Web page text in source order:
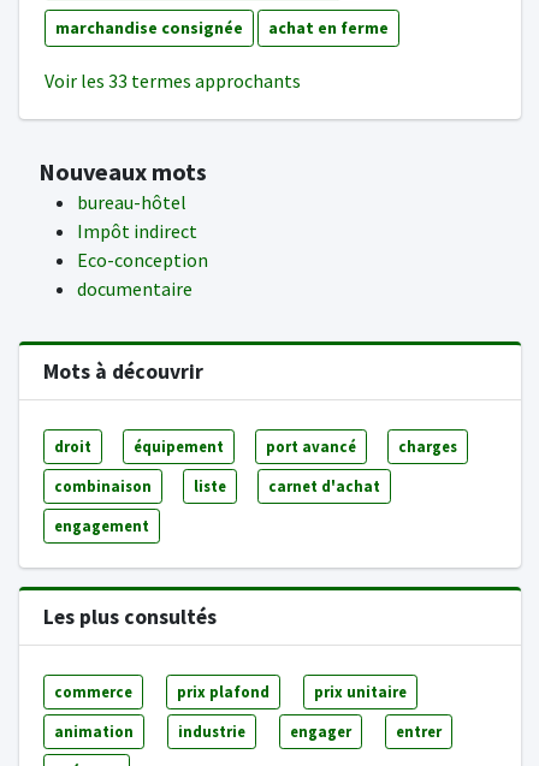
marchandise consignée achat en ferme
Voir les 33 termes approchants
Nouveaux mots
bureau-hôtel
Impôt indirect
Eco-conception
documentaire
Mots à découvrir
droit équipement port avancé charges
combinaison liste carnet d'achat
engagement
Les plus consultés
commerce prix plafond prix unitaire
animation industrie engager entrer